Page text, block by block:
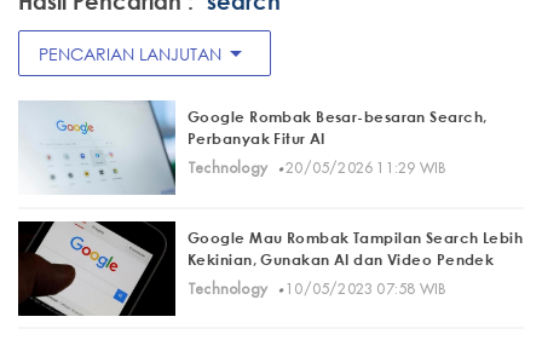
PENCARIAN LANJUTAN arrow_drop_down
Google Rombak Besar-besaran Search,
Perbanyak Fitur AI
Technology
· 20/05/2026 11:29 WIB
Google Mau Rombak Tampilan Search Lebih
Kekinian, Gunakan AI dan Video Pendek
Technology
· 10/05/2023 07:58 WIB